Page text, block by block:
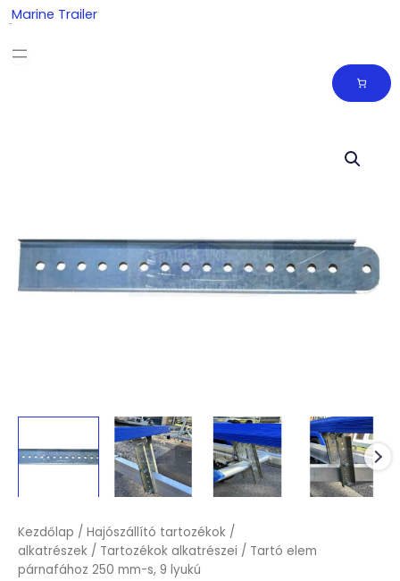
Skip
to
content
Marine Trailer
Kezdőlap / Hajószállító tartozékok /
alkatrészek / Tartozékok alkatrészei / Tartó elem
párnafához 250 mm-s, 9 lyukú